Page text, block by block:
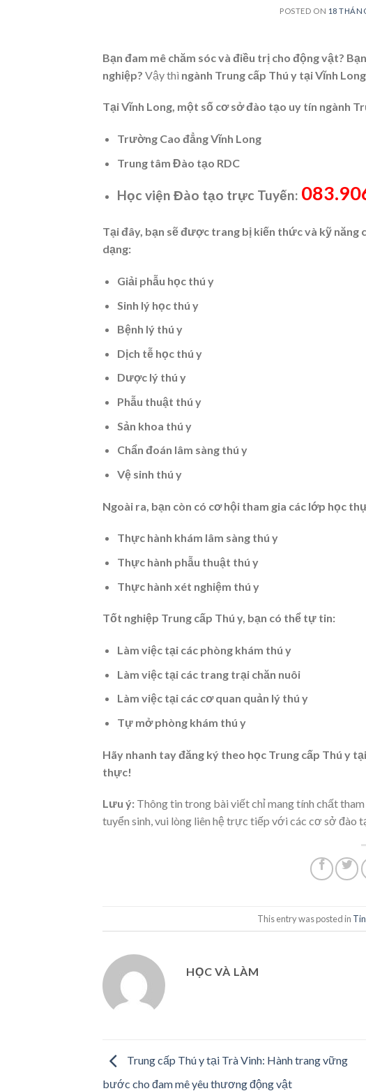
POSTED ON 18
Bạn đam mê chăm sóc và điều trị cho động vật?
nghiệp? Vậy thì ngành Trung cấp Thú y tại Vĩnh Long
Tại Vĩnh Long, một số cơ sở đào tạo uy tín ngành
Trường Cao đẳng Vĩnh Long
Trung tâm Đào tạo RDC
Học viện Đào tạo trực Tuyến:
Tại đây, bạn sẽ được trang bị kiến thức và kỹ năng
dạng:
Giải phẫu học thú y
Sinh lý học thú y
Bệnh lý thú y
Dịch tễ học thú y
Dược lý thú y
Phẫu thuật thú y
Sản khoa thú y
Chẩn đoán lâm sàng thú y
Vệ sinh thú y
Ngoài ra, bạn còn có cơ hội tham gia các lớp học
Thực hành khám lâm sàng thú y
Thực hành phẫu thuật thú y
Thực hành xét nghiệm thú y
Tốt nghiệp Trung cấp Thú y, bạn có thể tự tin:
Làm việc tại các phòng khám thú y
Làm việc tại các trang trại chăn nuôi
Làm việc tại các cơ quan quản lý thú y
Tự mở phòng khám thú y
Hãy nhanh tay đăng ký theo học Trung cấp Thú y
thực!
Lưu ý: Thông tin trong bài viết chỉ mang tính chất
tuyển sinh, vui lòng liên hệ trực tiếp với các cơ sở đào
This entry was posted in
HỌC VÀ LÀM
Trung cấp Thú y tại Trà Vinh: Hành trang vững
bước cho đam mê yêu thương động vật